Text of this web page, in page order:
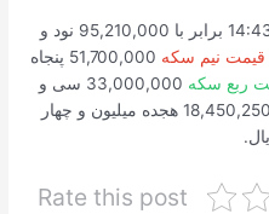
نرخ سکه امروز یکشنبه ساعت 14:43:20 برابر با 95,210,000 نود و
قیمت نیم سکه
51,700,000 پنجاه
ربع سکه
33,000,000 سی و
سه میلیون ریال قیمت سکه گرمی 18,450,250 هجده میلیون و چهار
Rate this post